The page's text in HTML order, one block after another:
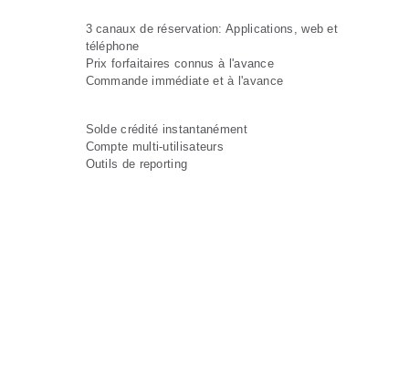
3 canaux de réservation: Applications, web et
téléphone
Prix forfaitaires connus à l'avance
Commande immédiate et à l'avance
Solde crédité instantanément
Compte multi-utilisateurs
Outils de reporting